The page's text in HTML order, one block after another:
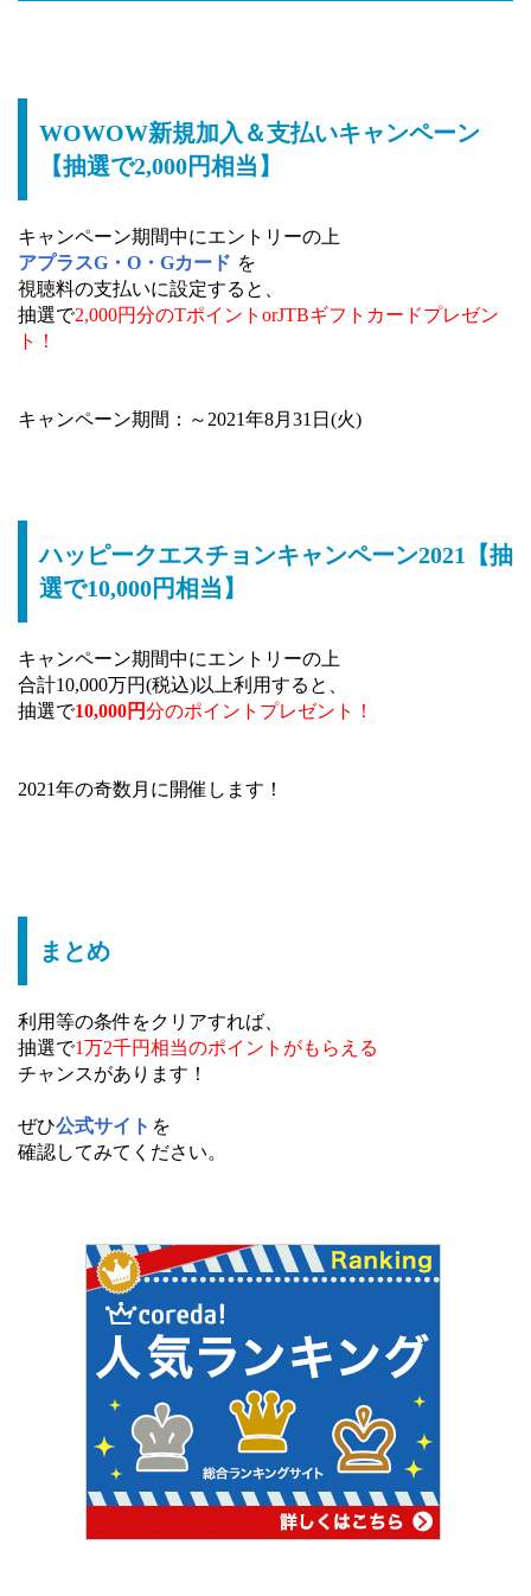
WOWOW新規加入＆支払いキャンペーン
【抽選で2,000円相当】
キャンペーン期間中にエントリーの上
アプラスG・O・Gカード を
視聴料の支払いに設定すると、
抽選で2,000円分のTポイントorJTBギフトカードプレゼン
ト！
キャンペーン期間：～2021年8月31日(火)
ハッピークエスチョンキャンペーン2021【抽
選で10,000円相当】
キャンペーン期間中にエントリーの上
合計10,000万円(税込)以上利用すると、
抽選で10,000円分のポイントプレゼント！
2021年の奇数月に開催します！
まとめ
利用等の条件をクリアすれば、
抽選で1万2千円相当のポイントがもらえる
チャンスがあります！
ぜひ公式サイト を
確認してみてください。